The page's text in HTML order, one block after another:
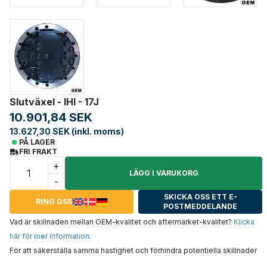
Slutväxel - IHI - 17J
10.901,84 SEK
13.627,30 SEK (inkl. moms)
PÅ LAGER
FRI FRAKT
+
-
LÄGG I VARUKORG
RING OSS
SKICKA OSS ETT E-
POSTMEDDELANDE
Vad är skillnaden mellan OEM-kvalitet och aftermarket-kvalitet? Klicka
här för mer information.
För att säkerställa samma hastighet och förhindra potentiella skillnader